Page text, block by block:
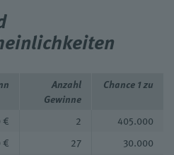
Anzahl
Gewinne
Chance 1 zu
€ 2
405.000
€ 27
30.000